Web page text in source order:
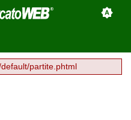
partite.phtml